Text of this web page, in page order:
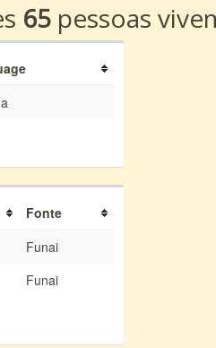
65 pessoas
Fonte
Funai
Funai